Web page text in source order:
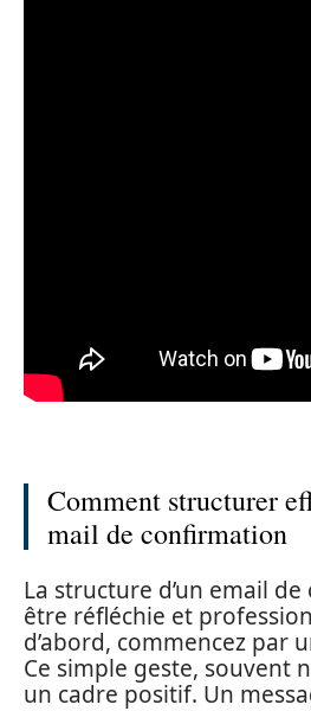
Comment structurer
mail de confirmation
La structure d’un email
être réfléchie et
d’abord, commencez par
Ce simple geste, souvent
un cadre positif. Un